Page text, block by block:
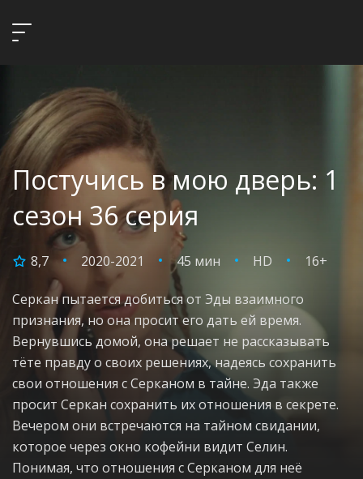
Постучись в мою дверь: 1
сезон 36 серия
8,7 2020-2021 45 мин HD 16+
Серкан пытается добиться от Эды взаимного
признания, но она просит его дать ей время.
Вернувшись домой, она решает не рассказывать
тёте правду о своих решениях, надеясь сохранить
свои отношения с Серканом в тайне. Эда также
просит Серкан сохранить их отношения в секрете.
Вечером они встречаются на тайном свидании,
которое через окно кофейни видит Селин.
Понимая, что отношения с Серканом для неё